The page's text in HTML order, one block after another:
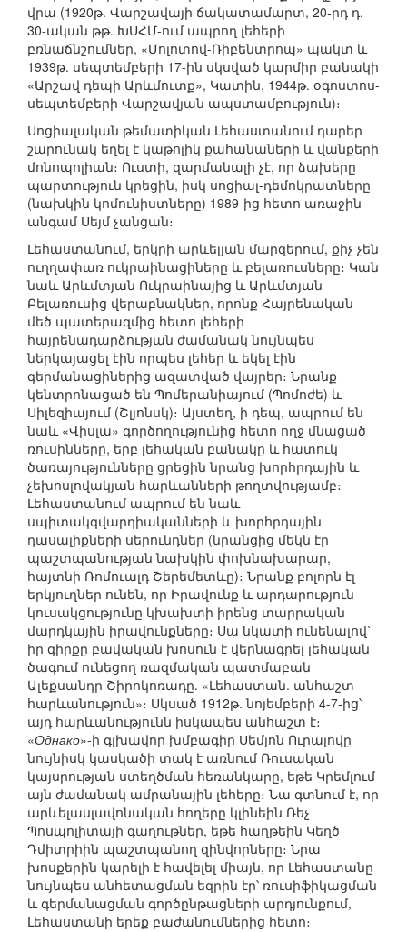
վրա (1920թ. Վարշավայի ճակատամարտ, 20-րդ դ.
30-ական թթ. ԽՍՀՄ-ում ապրող լեհերի
բռնաճնշումներ, «Մոլոտով-Ռիբենտրոպ» պակտ և
1939թ. սեպտեմբերի 17-ին սկսված կարմիր բանակի
«Արշավ դեպի Արևմուտք», Կատին, 1944թ. օգոստոս-
սեպտեմբերի Վարշավյան ապստամբություն)։
Սոցիալական թեմատիկան Լեհաստանում դարեր
շարունակ եղել է կաթոլիկ քահանաների և վանքերի
մոնոպոլիան։ Ուստի, զարմանալի չէ, որ ձախերը
պարտություն կրեցին, իսկ սոցիալ-դեմոկրատները
(նախկին կոմունիստները) 1989-ից հետո առաջին
անգամ Սեյմ չանցան։
Լեհաստանում, երկրի արևելյան մարզերում, քիչ չեն
ուղղափառ ուկրաինացիները և բելառուսները։ Կան
նաև Արևմտյան Ուկրաինայից և Արևմտյան
Բելառուսից վերաբնակներ, որոնք Հայրենական
մեծ պատերազմից հետո լեհերի
հայրենադարձության ժամանակ նույնպես
ներկայացել էին որպես լեհեր և եկել էին
գերմանացիներից ազատված վայրեր։ Նրանք
կենտրոնացած են Պոմերանիայում (Պոմոժե) և
Սիլեզիայում (Շլյոնսկ)։ Այստեղ, ի դեպ, ապրում են
նաև «Վիսլա» գործողությունից հետո ողջ մնացած
ռուսինները, երբ լեհական բանակը և հատուկ
ծառայությունները ցրեցին նրանց խորհրդային և
չեխոսլովակյան հարևանների թողտվությամբ։
Լեհաստանում ապրում են նաև
սպիտակգվարդիականների և խորհրդային
դասալիքների սերունդներ (նրանցից մեկն էր
պաշտպանության նախկին փոխնախարար,
հայտնի Ռոմուալդ Շերեմետևը)։ Նրանք բոլորն էլ
երկյուղներ ունեն, որ Իրավունք և արդարություն
կուսակցությունը կխախտի իրենց տարրական
մարդկային իրավունքները։ Սա նկատի ունենալով՝
իր գիրքը բավական խոսուն է վերնագրել լեհական
ծագում ունեցող ռազմական պատմաբան
Ալեքսանդր Շիրոկոռադը. «Լեհաստան. անհաշտ
հարևանություն»։ Սկսած 1912թ. նոյեմբերի 4-7-ից՝
այդ հարևանությունն իսկապես անհաշտ է։
«Однако»-ի գլխավոր խմբագիր Սեմյոն Ուրալովը
նույնիսկ կասկածի տակ է առնում Ռուսական
կայսրության ստեղծման հեռանկարը, եթե Կրեմլում
այն ժամանակ ամրանային լեհերը։ Նա գտնում է, որ
արևելասլավոնական հողերը կլինեին Ռեչ
Պոսպոլիտայի գաղութներ, եթե հաղթեին Կեղծ
Դմիտրիին պաշտպանող զինվորները։ Նրա
խոսքերին կարելի է հավելել միայն, որ Լեհաստանը
նույնպես անհետացման եզրին էր՝ ռուսիֆիկացման
և գերմանացման գործընթացների արդյունքում,
Լեհաստանի երեք բաժանումներից հետո։